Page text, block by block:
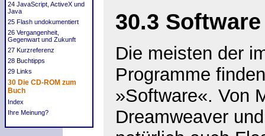
24 JavaScript, ActiveX und
Java
25 Flash undokumentiert
26 Vergangenheit,
Gegenwart und Zukunft
27 Kurzreferenz
28 Buchtipps
29 Links
30 Die CD-ROM zum
Buch
Index
Ihre Meinung?
30.3 Software
Die meisten der
Programme
»Software«. Von
Dreamweaver